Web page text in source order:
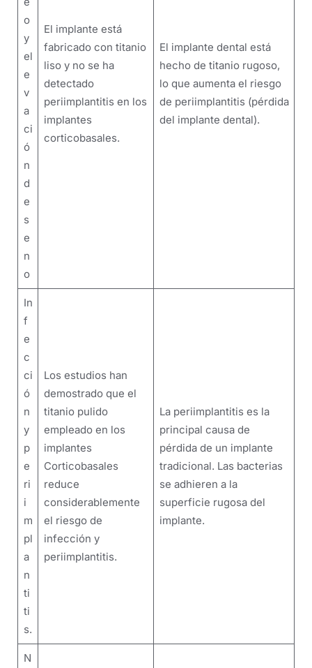
o
y
el
e
v
a
ci
ó
n
d
e
s
e
n
o
El implante está
fabricado con titanio
liso y no se ha
detectado
periimplantitis en los
implantes
corticobasales.
El implante dental está
hecho de titanio rugoso,
lo que aumenta el riesgo
de periimplantitis (pérdida
del implante dental).
In
f
e
c
ci
ó
n
y
p
e
ri
i
m
pl
a
n
ti
ti
s.
Los estudios han
demostrado que el
titanio pulido
empleado en los
implantes
Corticobasales
reduce
considerablemente
el riesgo de
infección y
periimplantitis.
La periimplantitis es la
principal causa de
pérdida de un implante
tradicional. Las bacterias
se adhieren a la
superficie rugosa del
implante.
N